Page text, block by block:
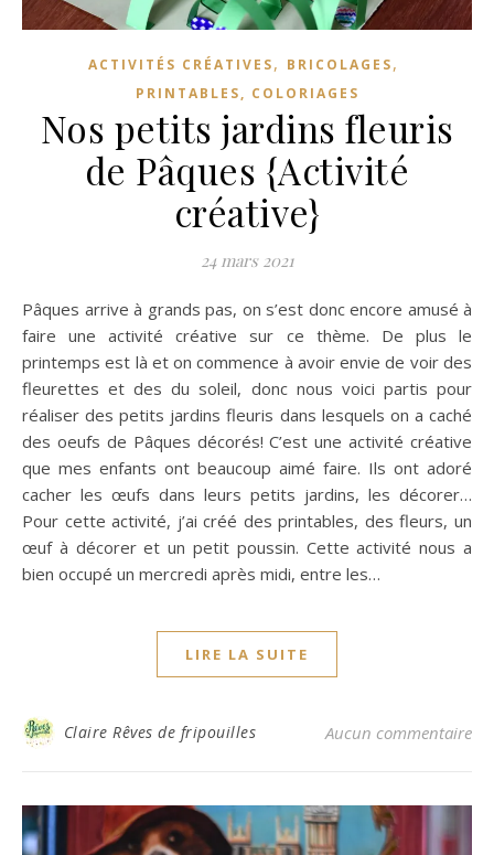
ACTIVITÉS CRÉATIVES, BRICOLAGES,
PRINTABLES, COLORIAGES
Nos petits jardins fleuris
de Pâques {Activité
créative}
24 mars 2021
Pâques arrive à grands pas, on s’est donc encore amusé à
faire une activité créative sur ce thème. De plus le
printemps est là et on commence à avoir envie de voir des
fleurettes et des du soleil, donc nous voici partis pour
réaliser des petits jardins fleuris dans lesquels on a caché
des oeufs de Pâques décorés! C’est une activité créative
que mes enfants ont beaucoup aimé faire. Ils ont adoré
cacher les œufs dans leurs petits jardins, les décorer…
Pour cette activité, j’ai créé des printables, des fleurs, un
œuf à décorer et un petit poussin. Cette activité nous a
bien occupé un mercredi après midi, entre les…
LIRE LA SUITE
Claire Rêves de fripouilles Aucun commentaire